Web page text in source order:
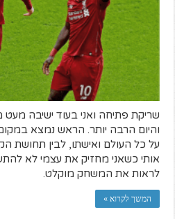
שריקת פתיחה ואני בעוד ישיבה
והיום הרבה יותר. הראש נמצא
על כל העולם ואישתו, לבין תחושת
אותי כשאני מחזיק את עצמי לא
לראות את המשחק מוקלט.
המשך לקרוא »